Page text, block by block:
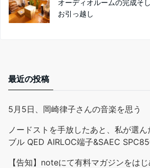
オーディオルームの完成そ
お引っ越し
最近の投稿
5月5日、岡崎律子さんの音楽を思う
ノードストを手放したあと、私が選
ブル QED AIRLOC端子&SAEC
【告知】noteにて有料マガジンをは